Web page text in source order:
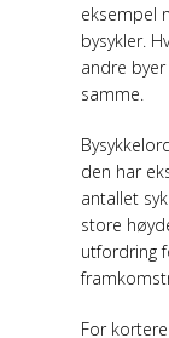
eksempel
bysykler.
andre
samme.
den har
antallet
store
utfordring
For